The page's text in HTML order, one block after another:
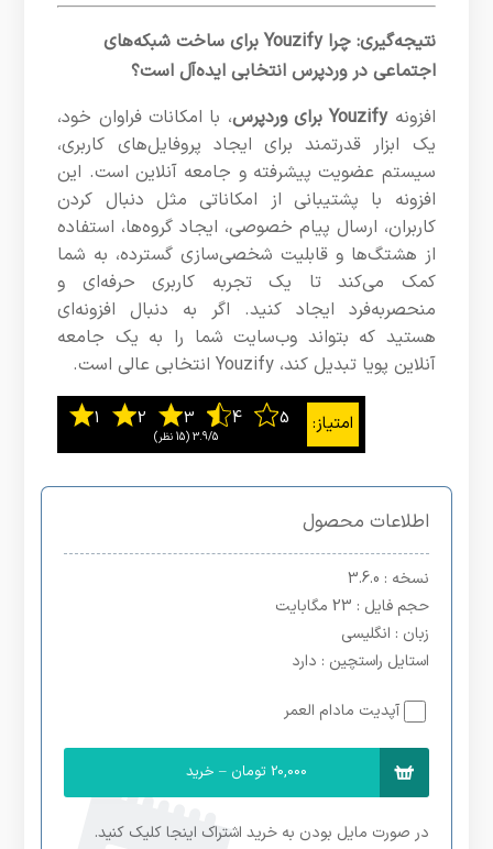
نتیجه‌گیری: چرا Youzify برای ساخت شبکه‌های
اجتماعی در وردپرس انتخابی ایده‌آل است؟
افزونهYouzify برای وردپرس
، با امکانات فراوان خود،
یک ابزار قدرتمند برای ایجاد پروفایل‌های کاربری،
سیستم عضویت پیشرفته و جامعه آنلاین است. این
افزونه با پشتیبانی از امکاناتی مثل دنبال کردن
کاربران، ارسال پیام خصوصی، ایجاد گروه‌ها، استفاده
از هشتگ‌ها و قابلیت شخصی‌سازی گسترده، به شما
کمک می‌کند تا یک تجربه کاربری حرفه‌ای و
منحصر‌به‌فرد ایجاد کنید. اگر به دنبال افزونه‌ای
هستید که بتواند وب‌سایت شما را به یک جامعه
آنلاین پویا تبدیل کند، Youzify انتخابی عالی است.
3.9/5 ‏‫(15 نظر)‬
اطلاعات محصول
نسخه : 3.6.0
حجم فایل : 23 مگابایت
زبان : انگلیسی
استایل راستچین : دارد
آپدیت مادام العمر
20,000 تومان – خرید
در صورت مایل بودن به خرید اشتراک اینجا کلیک کنید.